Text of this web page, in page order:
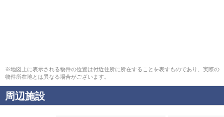
※地図上に表示される物件の位置は付近住所に所在することを表すものであり、実際の
物件所在地とは異なる場合がございます。
周辺施設